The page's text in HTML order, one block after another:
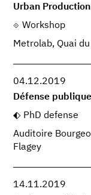
Urban
Workshop
Metrolab, Quai
04.12.2019
Défense
PhD defense
Auditoire
Flagey
14.11.2019